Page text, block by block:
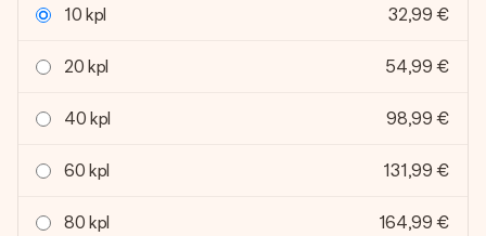
10 kpl 32,99 €
20 kpl 54,99 €
40 kpl 98,99 €
60 kpl 131,99 €
80 kpl 164,99 €